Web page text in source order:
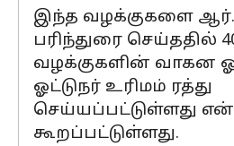
இந்த வழக்குகளை
பரிந்துரை செய்ததில்
வழக்குகளின் வாகன
ஓட்டுநர் உரிமம் ரத்து
செய்யப்பட்டுள்ளது
கூறப்பட்டுள்ளது.